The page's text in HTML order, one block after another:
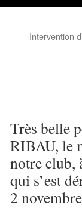
Intervention
Très belle
RIBAU, le
notre club,
qui s’est
2